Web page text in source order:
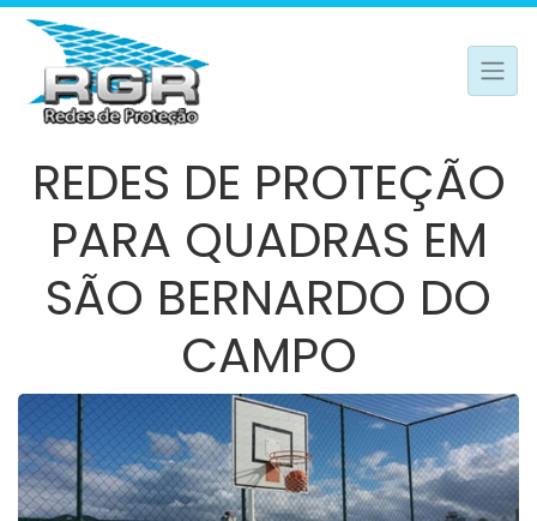
REDES DE PROTEÇÃO
PARA QUADRAS EM
SÃO BERNARDO DO
CAMPO